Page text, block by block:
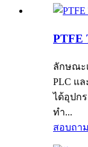
PTFE
ลักษณะ
PLC แ
ได้อุปก
ทำ...
สอบถา